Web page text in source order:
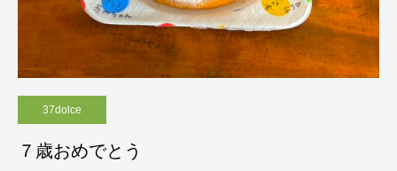
37dolce
７歳おめでとう